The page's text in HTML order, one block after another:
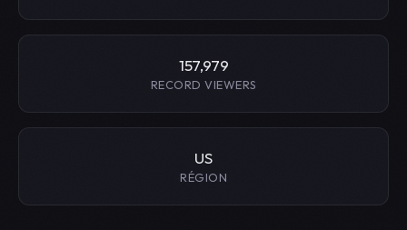
157,979
RECORD VIEWERS
US
RÉGION